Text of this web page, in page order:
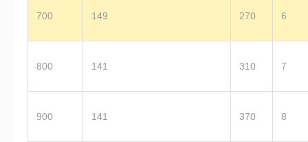
700 149 270 6
800 141 310 7
900 141 370 8